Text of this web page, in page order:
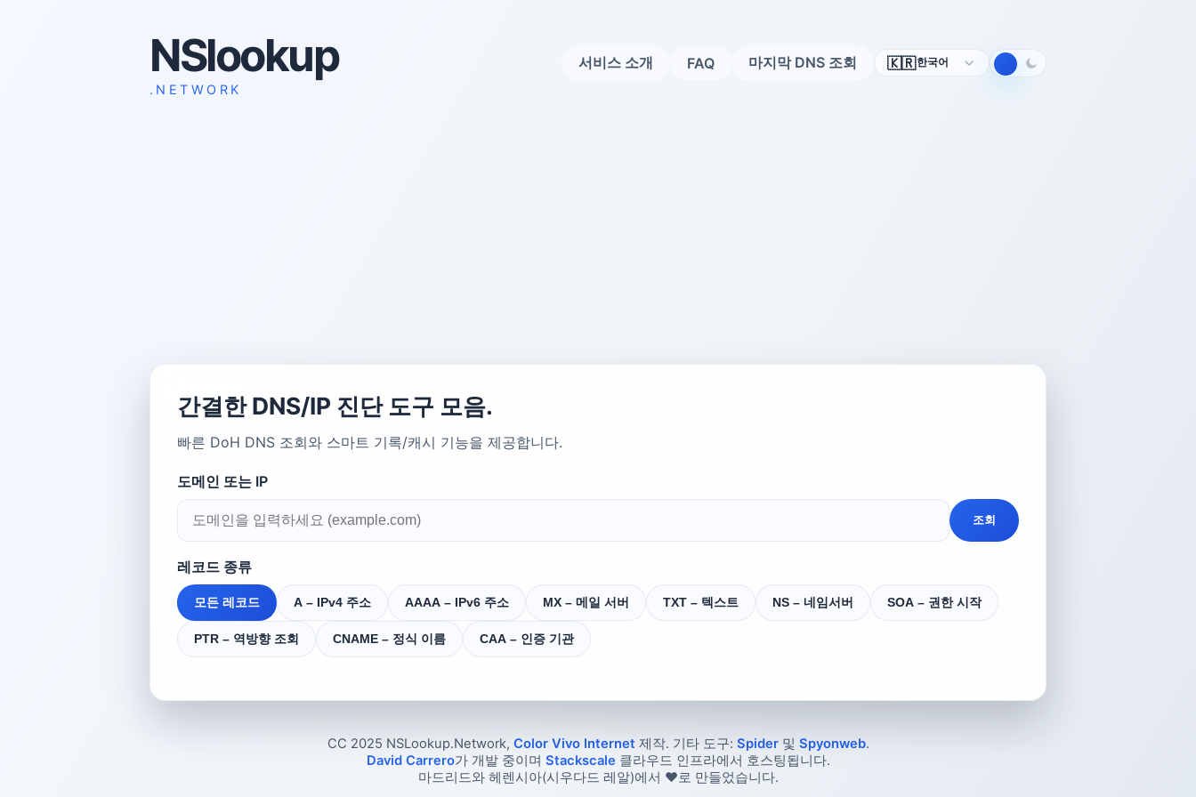
NSlookup
.NETWORK
서비스 소개 FAQ 마지막 DNS 조회 🇰🇷한국어
간결한 DNS/IP 진단 도구 모음.
빠른 DoH DNS 조회와 스마트 기록/캐시 기능을 제공합니다.
도메인 또는 IP
조회
레코드 종류
모든 레코드 A – IPv4 주소 AAAA – IPv6 주소 MX – 메일 서버 TXT – 텍스트 NS – 네임서버 SOA – 권한 시작
PTR – 역방향 조회 CNAME – 정식 이름 CAA – 인증 기관
CC 2025 NSLookup.Network, Color Vivo Internet 제작. 기타 도구: Spider및 Spyonweb.
David Carrero가 개발 중이며 Stackscale 클라우드 인프라에서 호스팅됩니다.
마드리드와 헤렌시아(시우다드 레알)에서 ❤️로 만들었습니다.